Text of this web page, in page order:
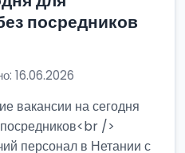
посредников
16.06.2026
вакансии на сегодня
/>
персонал в Нетании с